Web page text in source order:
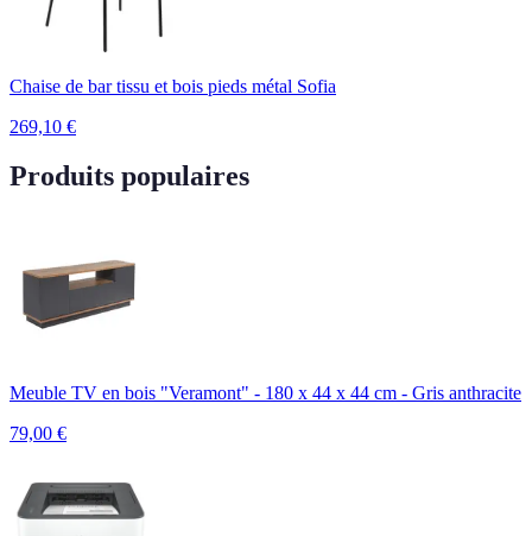
Chaise de bar tissu et bois pieds métal Sofia
269,10 €
Produits populaires
Meuble TV en bois "Veramont" - 180 x 44 x 44 cm - Gris anthracite
79,00 €